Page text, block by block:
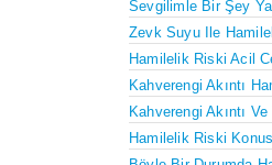
Sevgilimle Bir Şey
Zevk Suyu Ile
Hamilelik Riski Acil
Kahverengi Akıntı
Kahverengi Akıntı
Hamilelik Riski